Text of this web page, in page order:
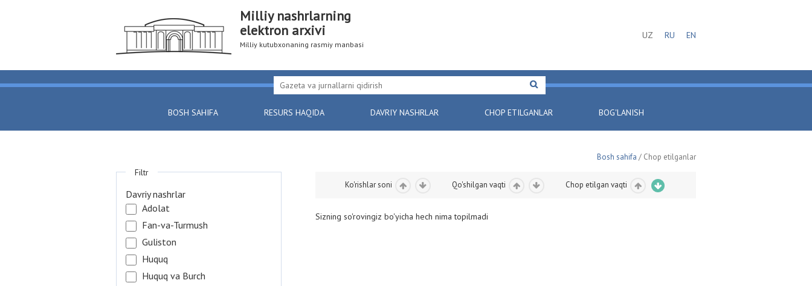
Milliy nashrlarning
elektron arxivi
Milliy kutubxonaning rasmiy manbasi
UZ RU EN
BOSH SAHIFA RESURS HAQIDA DAVRIY NASHRLAR CHOP ETILGANLAR BOG'LANISH
Bosh sahifa / Chop etilganlar
Ko'rishlar soni Qo'shilgan vaqti Chop etilgan vaqti
Sizning so'rovingiz bo'yicha hech nima topilmadi
Filtr
Davriy nashrlar
Adolat
Fan-va-Turmush
Guliston
Huquq
Huquq va Burch